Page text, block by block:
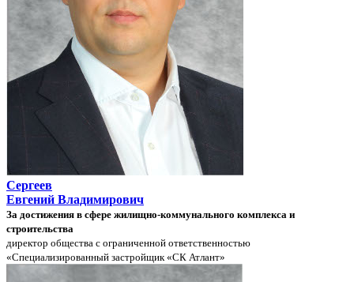
Сергеев
Евгений Владимирович
За достижения в сфере жилищно-коммунального комплекса и
строительства
директор общества с ограниченной ответственностью
«Специализированный застройщик «СК Атлант»